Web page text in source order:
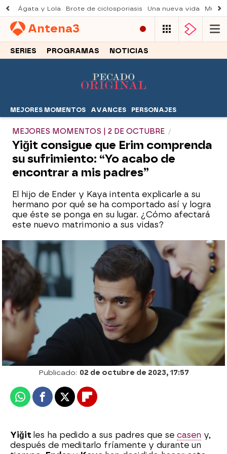
Ágata y Lola Brote de ciclosporiasis Una nueva vida
Antena3
SERIES PROGRAMAS NOTICIAS
MEJORES MOMENTOS AVANCES PERSONAJES
MEJORES MOMENTOS | 2 DE OCTUBRE
Yiğit consigue que Erim comprenda
su sufrimiento: “Yo acabo de
encontrar a mis padres”
El hijo de Ender y Kaya intenta explicarle a su
hermano por qué se ha comportado así y logra
que éste se ponga en su lugar. ¿Cómo afectará
este nuevo matrimonio a sus vidas?
Sahika vuelve a malmeterle a Erim: “Tu
madre se casa con Kaya”
Patri Bea
Publicado: 02 de octubre de 2023, 17:57
WhatsappFacebook
X Flipboard
Yiğit les ha pedido a sus padres que se casen y,
después de meditarlo fríamente y durante un